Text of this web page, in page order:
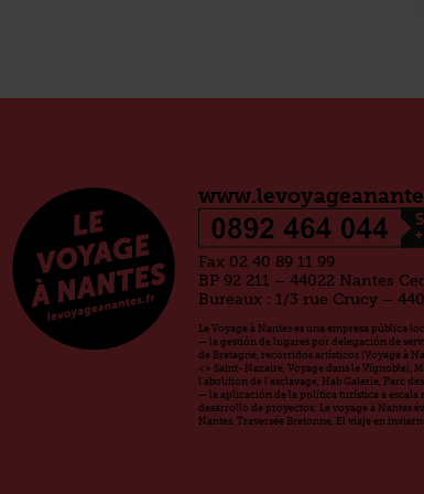
Fax 02 40 89 11 99
BP 92 211 – 44022 Nantes
Bureaux : 1/3 rue Crucy –
Le Voyage à Nantes es una empresa pública
— la gestión de lugares por delegación de
de Bretagne, recorridos artísticos (Voyage à
<> Saint- Nazaire, Voyage dans le Vignoble),
l'abolition de l'esclavage, Hab Galerie, Parc
— la aplicación de la política turística a escala
desarrollo de proyectos: Le voyage à Nantes
Nantes, Traversée Bretonne, El viaje en